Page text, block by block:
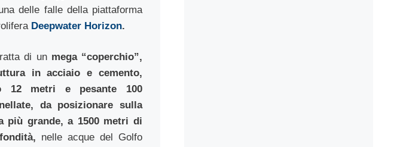
delle falle della piattaforma
Deepwater Horizon.
di un mega “coperchio”,
in acciaio e cemento,
12 metri e pesante 100
da posizionare sulla
più grande, a 1500 metri di
nelle acque del Golfo